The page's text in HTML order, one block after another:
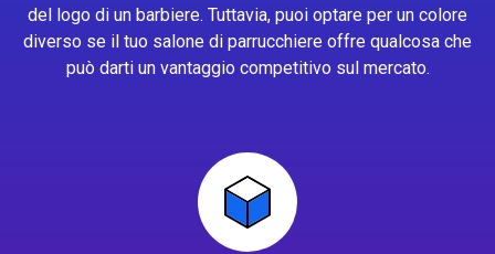
del logo di un barbiere. Tuttavia, puoi optare per un colore
diverso se il tuo salone di parrucchiere offre qualcosa che
può darti un vantaggio competitivo sul mercato.